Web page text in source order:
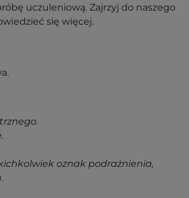
uczuleniową. Zajrzyj do naszego
się więcej.
oznak podrażnienia,